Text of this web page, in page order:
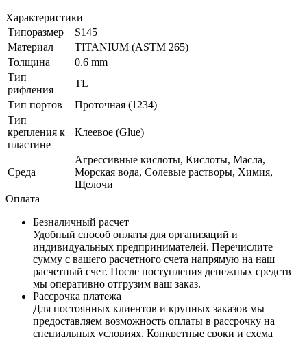
Характеристики
Типоразмер
S145
Материал
TITANIUM (ASTM 265)
Толщина
0.6 mm
Тип
рифления
TL
Тип портов
Проточная (1234)
Тип
крепления к
пластине
Клеевое (Glue)
Среда
Агрессивные кислоты, Кислоты, Масла,
Морская вода, Солевые растворы, Химия,
Щелочи
Оплата
Безналичный расчет
Удобный способ оплаты для организаций и
индивидуальных предпринимателей. Перечислите
сумму с вашего расчетного счета напрямую на наш
расчетный счет. После поступления денежных средств
мы оперативно отгрузим ваш заказ.
Рассрочка платежа
Для постоянных клиентов и крупных заказов мы
предоставляем возможность оплаты в рассрочку на
специальных условиях. Конкретные сроки и схема